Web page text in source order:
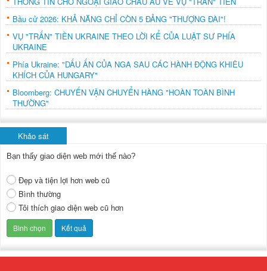
Bầu cử 2026: KHẢ NĂNG CHỈ CÒN 5 ĐẢNG "THƯỢNG ĐÀI"!
VỤ "TRẤN" TIỀN UKRAINE THEO LỜI KỂ CỦA LUẬT SƯ PHÍA
UKRAINE
Phía Ukraine: "DẤU ẤN CỦA NGA SAU CÁC HÀNH ĐỘNG KHIÊU
KHÍCH CỦA HUNGARY"
Bloomberg: CHUYẾN VẬN CHUYỂN HÀNG "HOÀN TOÀN BÌNH
THƯỜNG"
Khảo sát
Bạn thấy giao diện web mới thế nào?
Đẹp và tiện lợi hơn web cũ
Bình thường
Tôi thích giao diện web cũ hơn